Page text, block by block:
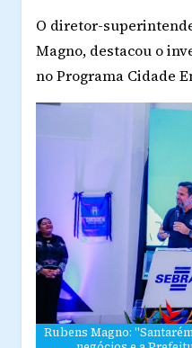
O diretor-
Magno, destacou o
no Programa Cidade
Rubens Magno: